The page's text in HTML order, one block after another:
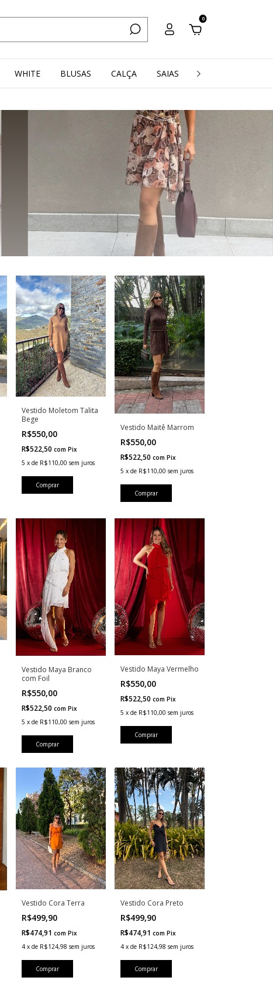
0
WHITE BLUSAS CALÇA SAIAS SALE
Vestido Moletom Talita
Bege
R$550,00
R$522,50 com Pix
5 x de R$110,00 sem juros
Comprar
Vestido Maitê Marrom
R$550,00
R$522,50 com Pix
5 x de R$110,00 sem juros
Comprar
Vestido Maya Branco
com Foil
R$550,00
R$522,50 com Pix
5 x de R$110,00 sem juros
Comprar
Vestido Maya Vermelho
R$550,00
R$522,50 com Pix
5 x de R$110,00 sem juros
Comprar
Vestido Cora Terra
R$499,90
R$474,91 com Pix
4 x de R$124,98 sem juros
Comprar
Vestido Cora Preto
R$499,90
R$474,91 com Pix
4 x de R$124,98 sem juros
Comprar